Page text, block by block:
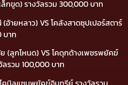
กขูด) รางวัลรวม 300,000 บาท
ายหลาว) VS โคลังสาดซุปเปอร์สตาร์
บาท
(ลูกโหนด) VS โคดุกด้างเพชรพยัคฆ์
รวม 100,000 บาท